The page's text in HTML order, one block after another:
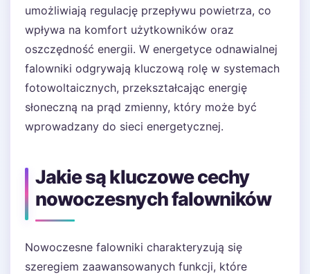
umożliwiają regulację przepływu powietrza, co
wpływa na komfort użytkowników oraz
oszczędność energii. W energetyce odnawialnej
falowniki odgrywają kluczową rolę w systemach
fotowoltaicznych, przekształcając energię
słoneczną na prąd zmienny, który może być
wprowadzany do sieci energetycznej.
Jakie są kluczowe cechy
nowoczesnych falowników
Nowoczesne falowniki charakteryzują się
szeregiem zaawansowanych funkcji, które